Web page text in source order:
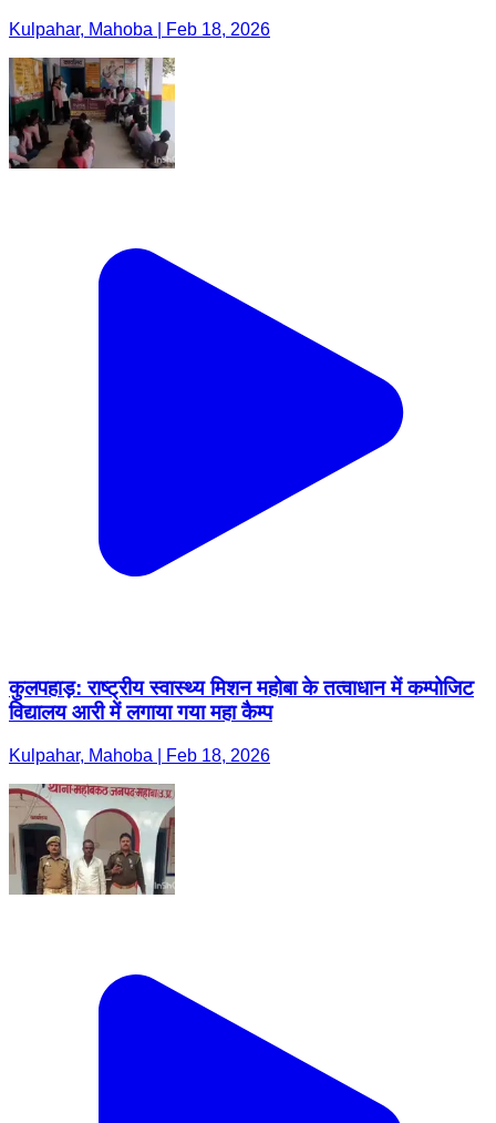
Kulpahar, Mahoba | Feb 18, 2026
कुलपहाड़: राष्ट्रीय स्वास्थ्य मिशन महोबा के तत्वाधान में कम्पोजिट
विद्यालय आरी में लगाया गया महा कैम्प
Kulpahar, Mahoba | Feb 18, 2026